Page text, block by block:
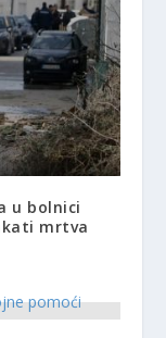
u bolnici
mrtva